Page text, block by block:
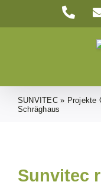
SUNVITEC» Projekte
Schräghaus
Sunvitec